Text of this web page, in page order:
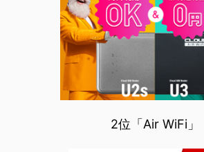
2位「Air WiFi」